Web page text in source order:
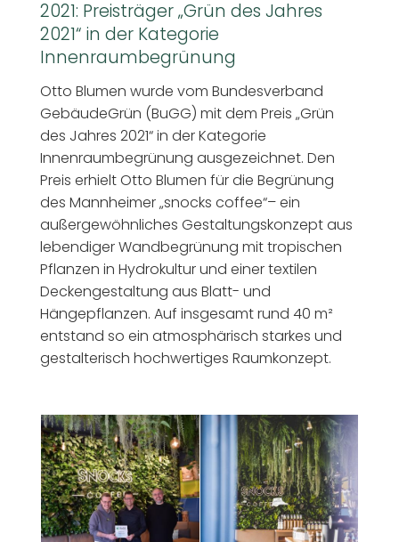
2021: Preisträger „Grün des Jahres
2021“ in der Kategorie
Innenraumbegrünung
Otto Blumen wurde vom Bundesverband
GebäudeGrün (BuGG) mit dem Preis „Grün
des Jahres 2021“ in der Kategorie
Innenraumbegrünung ausgezeichnet. Den
Preis erhielt Otto Blumen für die Begrünung
des Mannheimer „snocks coffee“– ein
außergewöhnliches Gestaltungskonzept aus
lebendiger Wandbegrünung mit tropischen
Pflanzen in Hydrokultur und einer textilen
Deckengestaltung aus Blatt- und
Hängepflanzen. Auf insgesamt rund 40 m²
entstand so ein atmosphärisch starkes und
gestalterisch hochwertiges Raumkonzept.